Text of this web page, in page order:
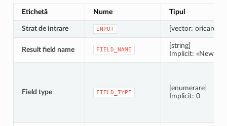
Etichetă Nume Tipul
Strat de intrare INPUT [vector: oricare]
Result field name FIELD_NAME
[string]
Implicit:
Field type FIELD_TYPE
[enumerare]
Implicit: 0